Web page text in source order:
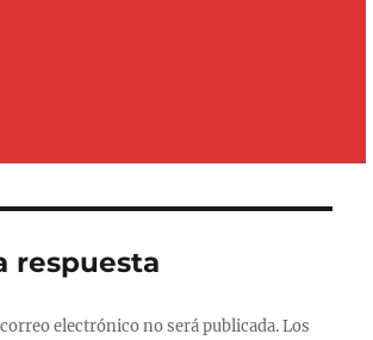
respuesta
electrónico no será publicada. Los